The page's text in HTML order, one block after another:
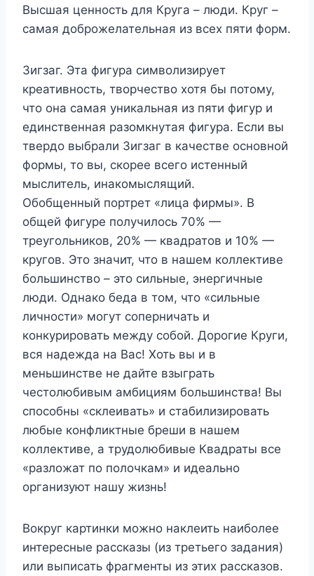
Высшая ценность для Круга – люди. Круг –
самая доброжелательная из всех пяти форм.
Зигзаг. Эта фигура символизирует
креативность, творчество хотя бы потому,
что она самая уникальная из пяти фигур и
единственная разомкнутая фигура. Если вы
твердо выбрали Зигзаг в качестве основной
формы, то вы, скорее всего истенный
мыслитель, инакомыслящий.
Обобщенный портрет «лица фирмы». В
общей фигуре получилось 70% —
треугольников, 20% — квадратов и 10% —
кругов. Это значит, что в нашем коллективе
большинство – это сильные, энергичные
люди. Однако беда в том, что «сильные
личности» могут соперничать и
конкурировать между собой. Дорогие Круги,
вся надежда на Вас! Хоть вы и в
меньшинстве не дайте взыграть
честолюбивым амбициям большинства! Вы
способны «склеивать» и стабилизировать
любые конфликтные бреши в нашем
коллективе, а трудолюбивые Квадраты все
«разложат по полочкам» и идеально
организуют нашу жизнь!
Вокруг картинки можно наклеить наиболее
интересные рассказы (из третьего задания)
или выписать фрагменты из этих рассказов.